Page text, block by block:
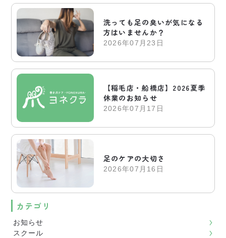
洗っても足の臭いが気になる
方はいませんか？
2026年07月23日
【稲毛店・船橋店】2026夏季
休業のお知らせ
2026年07月17日
足のケアの大切さ
2026年07月16日
カテゴリ
お知らせ
スクール